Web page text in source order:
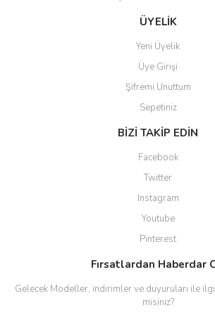
ÜYELİK
Yeni Üyelik
Üye Girişi
Şifremi Unuttum
Sepetiniz
BİZİ TAKİP EDİN
Facebook
Twitter
Instagram
Youtube
Pinterest
Fırsatlardan Haberdar
Gelecek Modeller, indirimler ve duyuruları ile
misiniz?